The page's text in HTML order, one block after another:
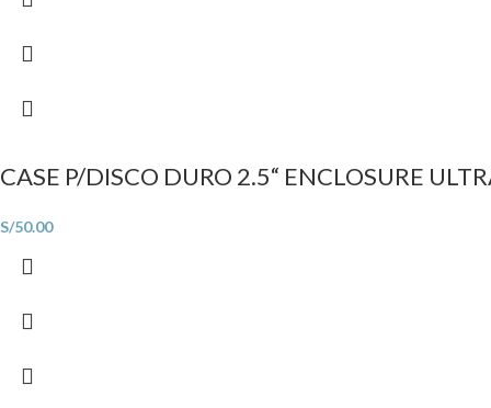
CASE P/DISCO DURO 2.5“ ENCLOSURE
S/50.00